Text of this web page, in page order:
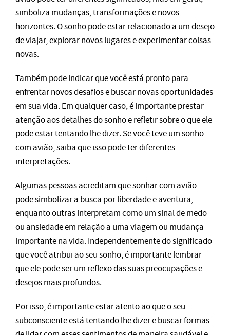
simboliza mudanças, transformações e novos
horizontes. O sonho pode estar relacionado a um desejo
de viajar, explorar novos lugares e experimentar coisas
novas.
Também pode indicar que você está pronto para
enfrentar novos desafios e buscar novas oportunidades
em sua vida. Em qualquer caso, é importante prestar
atenção aos detalhes do sonho e refletir sobre o que ele
pode estar tentando lhe dizer. Se você teve um sonho
com avião, saiba que isso pode ter diferentes
interpretações.
Algumas pessoas acreditam que sonhar com avião
pode simbolizar a busca por liberdade e aventura,
enquanto outras interpretam como um sinal de medo
ou ansiedade em relação a uma viagem ou mudança
importante na vida. Independentemente do significado
que você atribui ao seu sonho, é importante lembrar
que ele pode ser um reflexo das suas preocupações e
desejos mais profundos.
Por isso, é importante estar atento ao que o seu
subconsciente está tentando lhe dizer e buscar formas